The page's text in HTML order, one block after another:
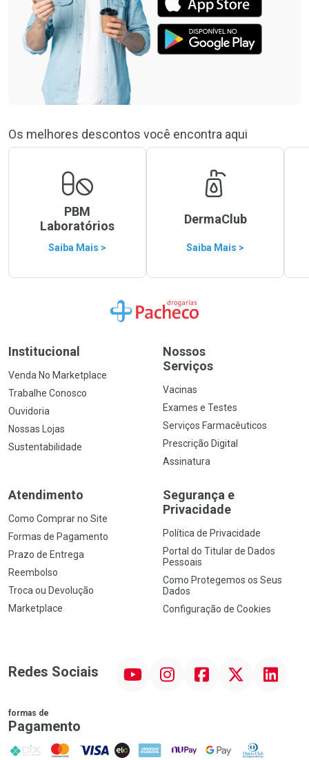
Os melhores descontos você encontra aqui
PBM
Laboratórios
Saiba Mais >
DermaClub
Saiba Mais >
Ir para a Home
Institucional
Venda No Marketplace
Trabalhe Conosco
Ouvidoria
Nossas Lojas
Sustentabilidade
Nossos
Serviços
Vacinas
Exames e Testes
Serviços Farmacêuticos
Prescrição Digital
Assinatura
Atendimento
Como Comprar no Site
Formas de Pagamento
Prazo de Entrega
Reembolso
Troca ou Devolução
Marketplace
Segurança e
Privacidade
Política de Privacidade
Portal do Titular de Dados
Pessoais
Como Protegemos os Seus
Dados
Configuração de Cookies
Redes Sociais InstagramFacebook Linkedin
formas de
Pagamento
PIX MasterCard
VISA ELO AMEX NuPay Google PayDiners Club